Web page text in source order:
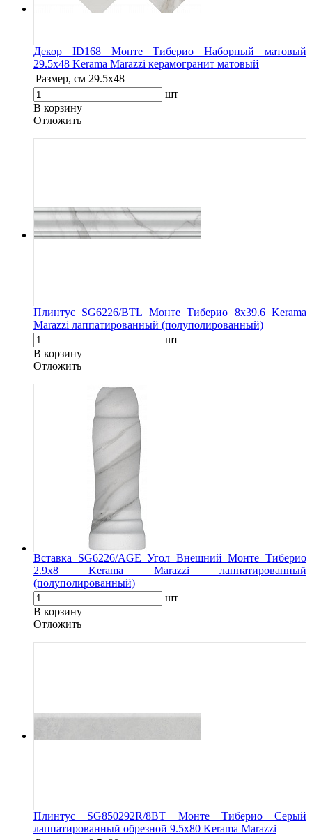
Декор ID168 Монте Тиберио Наборный матовый
29.5х48 Kerama Marazzi керамогранит матовый
Размер, см 29.5х48
шт
В корзину
Oтложить
Плинтус SG6226/BTL Монте Тиберио 8х39.6 Kerama
Marazzi лаппатированный (полуполированный)
шт
В корзину
Oтложить
Вставка SG6226/AGE Угол Внешний Монте Тиберио
2.9х8 Kerama Marazzi лаппатированный
(полуполированный)
шт
В корзину
Oтложить
Плинтус SG850292R/8BT Монте Тиберио Серый
лаппатированный обрезной 9.5x80 Kerama Marazzi